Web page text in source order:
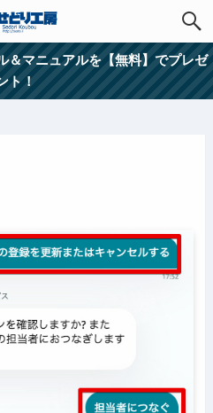
＆マニュアルを【無料】でプレゼ
ト！